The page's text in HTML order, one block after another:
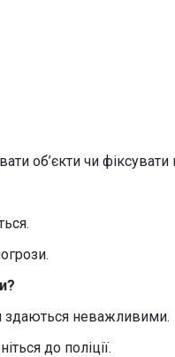
об’єкти чи
здаються неважливими.
до поліції.